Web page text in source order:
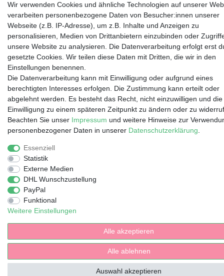
Vertrag widerrufen
Wir verwenden Cookies und ähnliche Technologien auf unserer
verarbeiten personenbezogene Daten von Besucher:innen unserer
Webseite (z.B. IP-Adresse), um z.B. Inhalte und Anzeigen zu
personalisieren, Medien von Drittanbietern einzubinden oder
unsere Website zu analysieren. Die Datenverarbeitung erfolgt erst
gesetzte Cookies. Wir teilen diese Daten mit Dritten, die wir in den
Einstellungen benennen.
Die Datenverarbeitung kann mit Einwilligung oder aufgrund eines
berechtigten Interesses erfolgen. Die Zustimmung kann erteilt oder
abgelehnt werden. Es besteht das Recht, nicht einzuwilligen und die
Einwilligung zu einem späteren Zeitpunkt zu ändern oder zu
Beachten Sie unser Impressum und weitere Hinweise zur
personenbezogener Daten in unserer Daten­schutz­erklärung
Essenziell
Statistik
Externe Medien
DHL Wunschzustellung
PayPal
Funktional
Weitere Einstellungen
Alle akzeptieren
Alle ablehnen
Auswahl akzeptieren